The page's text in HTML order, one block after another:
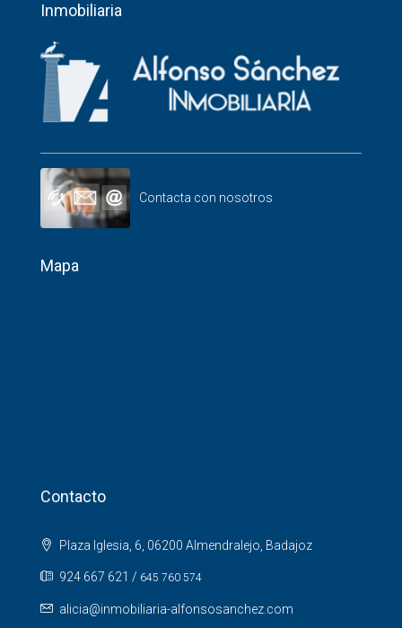
Inmobiliaria
Contacta con nosotros
Mapa
Contacto
Plaza Iglesia, 6, 06200 Almendralejo, Badajoz
924 667 621 / 645 760 574
alicia@inmobiliaria-alfonsosanchez.com